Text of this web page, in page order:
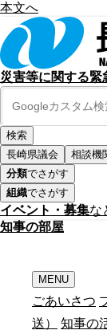
本文へ
災害等に関する緊
長崎県議会
相談機
分類でさがす
組織でさがす
イベント・募集な
知事の部屋
MENU
ごあいさつ
送）
知事の